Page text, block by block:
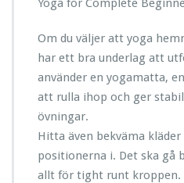
Yoga for Complete
Om du väljer att yoga
har ett bra underlag att
använder en yogamatta,
att rulla ihop och ger
övningar.
Hitta även bekväma
positionerna i. Det ska gå
allt för tight runt kroppen.